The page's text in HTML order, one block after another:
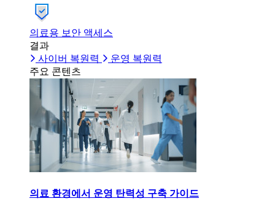
의료용 보안 액세스
결과
사이버 복원력
운영 복원력
주요 콘텐츠
의료 환경에서 운영 탄력성 구축 가이드